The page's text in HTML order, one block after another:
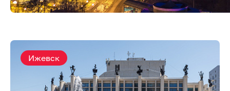
Ижевск